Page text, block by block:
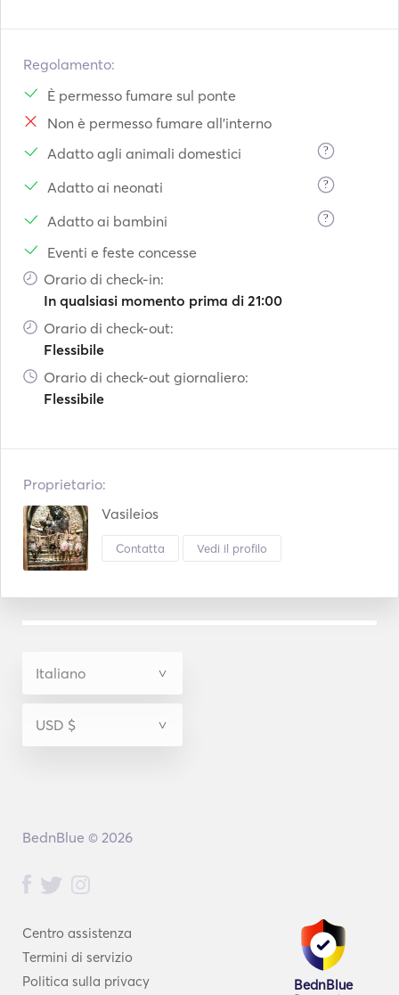
Regolamento:
È permesso fumare sul ponte
Non è permesso fumare all'interno
Adatto agli animali domestici
?
Adatto ai neonati ?
Adatto ai bambini ?
Eventi e feste concesse
Orario di check-in:
In qualsiasi momento prima di 21:00
Orario di check-out:
Flessibile
Orario di check-out giornaliero:
Flessibile
Proprietario:
Vasileios
Contatta Vedi il profilo
Centro assistenza
Termini di servizio
Politica sulla privacy
BednBlue
BednBlue © 2026